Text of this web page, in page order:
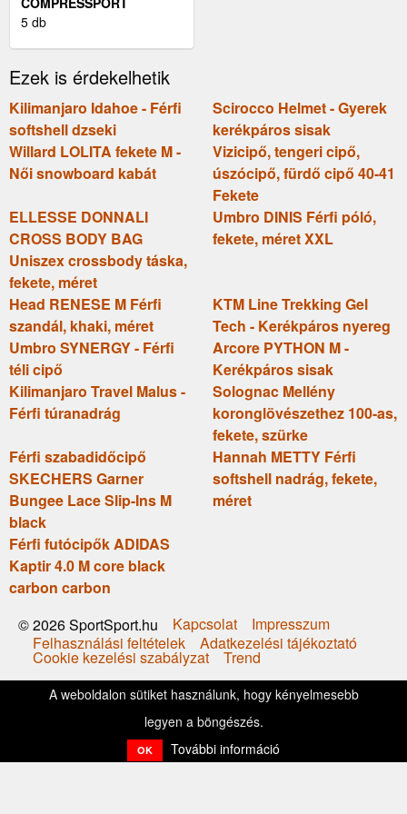
PERFORMANCE SS
5 db
Ezek is érdekelhetik
Kilimanjaro Idahoe - Férfi
softshell dzseki
Scirocco Helmet - Gyerek
kerékpáros sisak
Willard LOLITA fekete M -
Női snowboard kabát
Vizicipő, tengeri cipő,
úszócipő, fürdő cipő 40-41
Fekete
ELLESSE DONNALI
CROSS BODY BAG
Uniszex crossbody táska,
fekete, méret
Umbro DINIS Férfi póló,
fekete, méret XXL
Head RENESE M Férfi
szandál, khaki, méret
KTM Line Trekking Gel
Tech - Kerékpáros nyereg
Umbro SYNERGY - Férfi
téli cipő
Arcore PYTHON M -
Kerékpáros sisak
Kilimanjaro Travel Malus -
Férfi túranadrág
Solognac Mellény
koronglövészethez 100-as,
fekete, szürke
Férfi szabadidőcipő
SKECHERS Garner
Bungee Lace Slip-Ins M
black
Hannah METTY Férfi
softshell nadrág, fekete,
méret
Férfi futócipők ADIDAS
Kaptir 4.0 M core black
carbon carbon
© 2026 SportSport.hu
Kapcsolat
Impresszum
Felhasználási feltételek
Adatkezelési tájékoztató
Cookie kezelési szabályzat Trend
A weboldalon sütiket használunk, hogy kényelmesebb
legyen a böngészés.
OK További információ